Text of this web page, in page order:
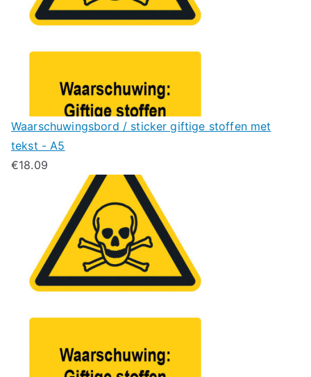
Waarschuwingsbord / sticker giftige stoffen met
tekst - A5
€18.09